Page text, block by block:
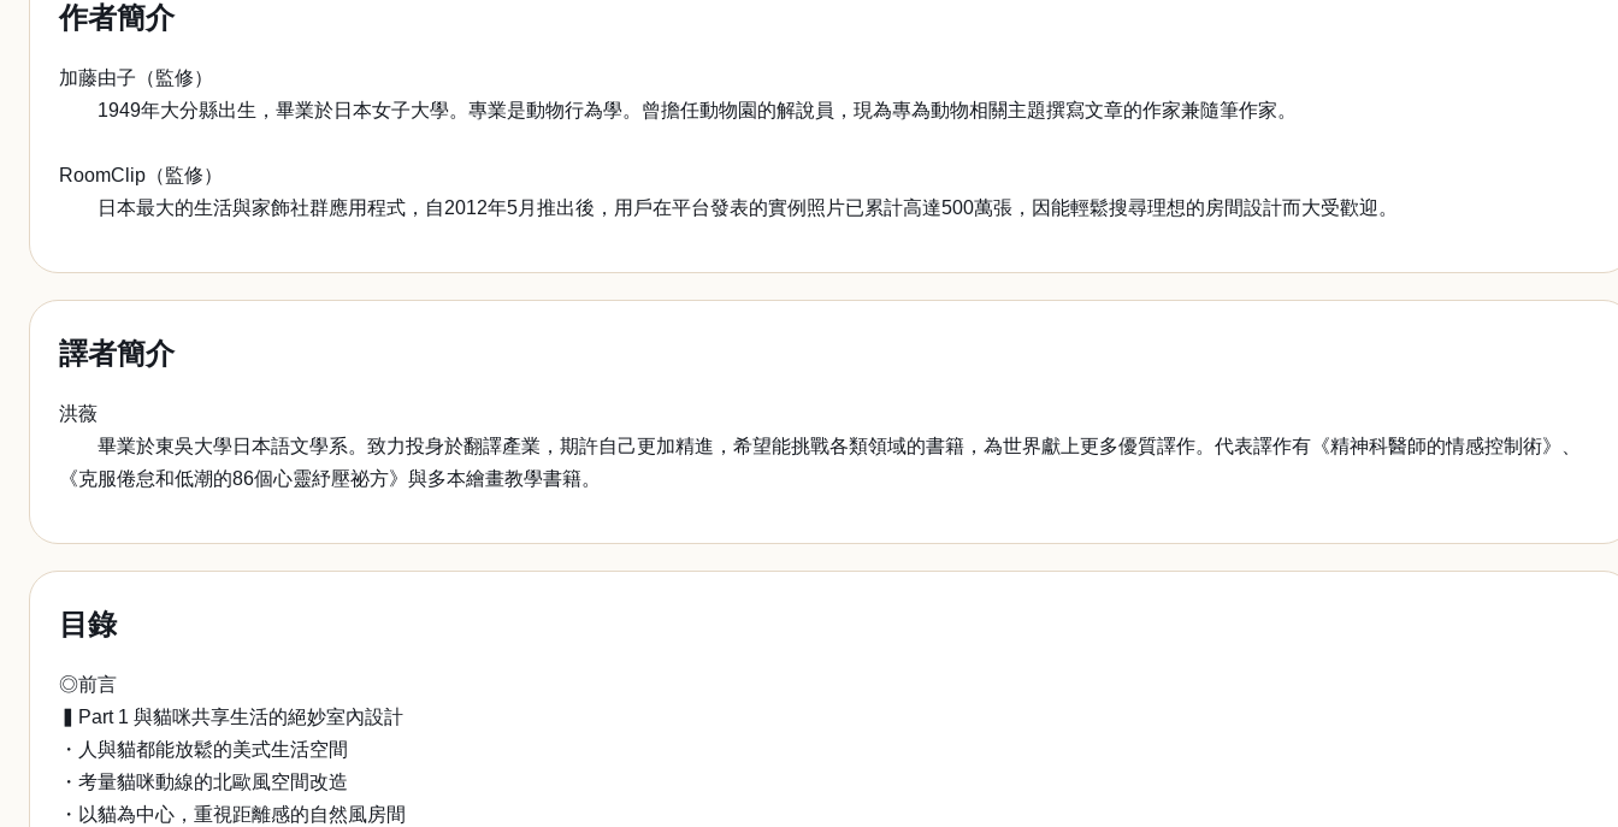
作者簡介
加藤由子（監修）
1949年大分縣出生，畢業於日本女子大學。專業是動物行為學。曾擔任動物園的解說員，現為專為動物相關主題撰寫文章的作家兼隨筆作家。
RoomClip（監修）
日本最大的生活與家飾社群應用程式，自2012年5月推出後，用戶在平台發表的實例照片已累計高達500萬張，因能輕鬆搜尋理想的房間設計而大受歡迎。
譯者簡介
洪薇
畢業於東吳大學日本語文學系。致力投身於翻譯產業，期許自己更加精進，希望能挑戰各類領域的書籍，為世界獻上更多優質譯作。代表譯作有《精神科醫師的情感控制術》、
《克服倦怠和低潮的86個心靈紓壓祕方》與多本繪畫教學書籍。
目錄
◎前言
▍Part 1 與貓咪共享生活的絕妙室內設計
・人與貓都能放鬆的美式生活空間
・考量貓咪動線的北歐風空間改造
・以貓為中心，重視距離感的自然風房間